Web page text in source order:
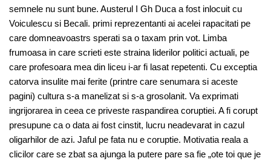
semnele nu sunt bune. Austerul I Gh Duca a fost inlocuit cu
Voiculescu si Becali. primi reprezentanti ai acelei rapacitati pe
care domneavoastrs sperati sa o taxam prin vot. Limba
frumoasa in care scrieti este straina liderilor politici actuali, pe
care profesoara mea din liceu i-ar fi lasat repetenti. Cu exceptia
catorva insulite mai ferite (printre care senumara si aceste
pagini) cultura s-a manelizat si s-a grosolanit. Va exprimati
ingrijorarea in ceea ce priveste raspandirea coruptiei. A fi corupt
presupune ca o data ai fost cinstit, lucru neadevarat in cazul
oligarhilor de azi. Jaful pe fata nu e coruptie. Motivatia reala a
clicilor care se zbat sa ajunga la putere pare sa fie „ote toi que je